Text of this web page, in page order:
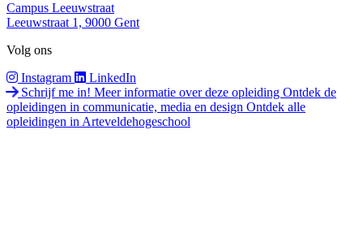
Campus Leeuwstraat
Leeuwstraat 1, 9000 Gent
Volg ons
Instagram
LinkedIn
Schrijf me in! Meer informatie over deze opleiding Ontdek de
opleidingen in communicatie, media en design Ontdek alle
opleidingen in Arteveldehogeschool